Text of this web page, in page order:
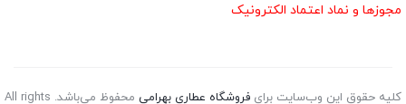
مجوزها و نماد اعتماد الکترونیک
کلیه حقوق این وب‌سایت برای فروشگاه عطاری بهرامی محفوظ می‌باشد. All rights